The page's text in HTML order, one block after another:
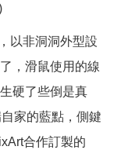
以非洞洞外型設
，滑鼠使用的線
硬了些倒是真
家的藍點，側鍵
合作訂製的